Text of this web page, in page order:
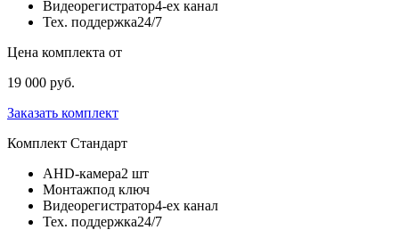
Видеорегистратор4-ех канал
Тех. поддержка24/7
Цена комплекта от
19 000 руб.
Заказать комплект
Комплект Стандарт
AHD-камера2 шт
Монтажпод ключ
Видеорегистратор4-ех канал
Тех. поддержка24/7